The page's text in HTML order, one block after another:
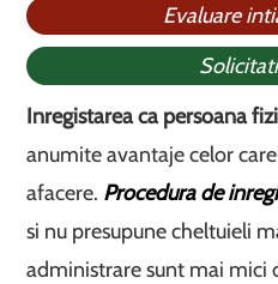
Evaluare
Inregistarea ca persoana
anumite avantaje celor
afacere. Procedura de
si nu presupune cheltuieli
administrare sunt mai mici